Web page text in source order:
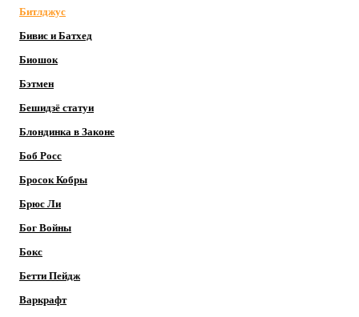
Битлджус
Бивис и Батхед
Биошок
Бэтмен
Бешидзё статуи
Блондинка в Законе
Боб Росс
Бросок Кобры
Брюс Ли
Бог Войны
Бокс
Бетти Пейдж
Варкрафт